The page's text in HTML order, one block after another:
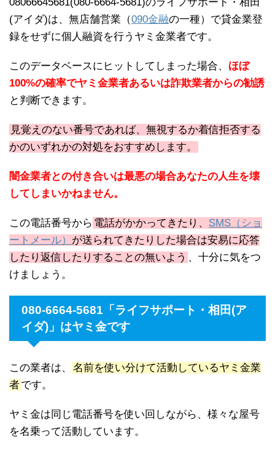
(アイダ)は、無店舗営業（090金融の一種）で貸金業登
録をせずに個人融資を行うヤミ金業者です。
このデータベースにヒットしてしまった場合、 ほぼ
100%の確率でヤミ金業者あるいは詐欺業者からの勧誘
と判断できます。
見覚えのない番号であれば、無視するか着信拒否する
かのいずれかの対処をおすすめします。
闇金業者との付き合いは最悪の場合あなたの人生を壊
してしまいかねません。
この電話番号から 電話がかかってきたり、 SMS（ショ
ートメール） が送られてきたりした場合は安易に応答
したり返信したりすることの無いよう 、十分に気をつ
けましょう。
080-6664-5681「ライフサポート・相田(ア
イダ)」はヤミ金です
この業者は、
名前を使い分けて活動しているヤミ金業
者です。
ヤミ金は同じ電話番号を使い回しながら、様々な屋号
を名乗って活動しています。